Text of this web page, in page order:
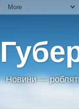
Новини —